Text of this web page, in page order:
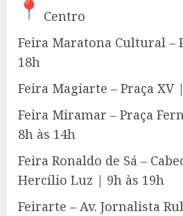
Centro
Feira Maratona Cultural –
18h
Feira Magiarte – Praça XV
Feira Miramar – Praça
8h às 14h
Feira Ronaldo de Sá –
Hercílio Luz | 9h às 19h
Feirarte – Av. Jornalista